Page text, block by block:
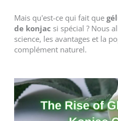
Mais qu'est-ce qui fait que
de konjac si spécial ? Nous
science, les avantages et la
complément naturel.